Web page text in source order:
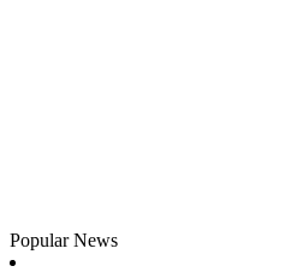
Popular News